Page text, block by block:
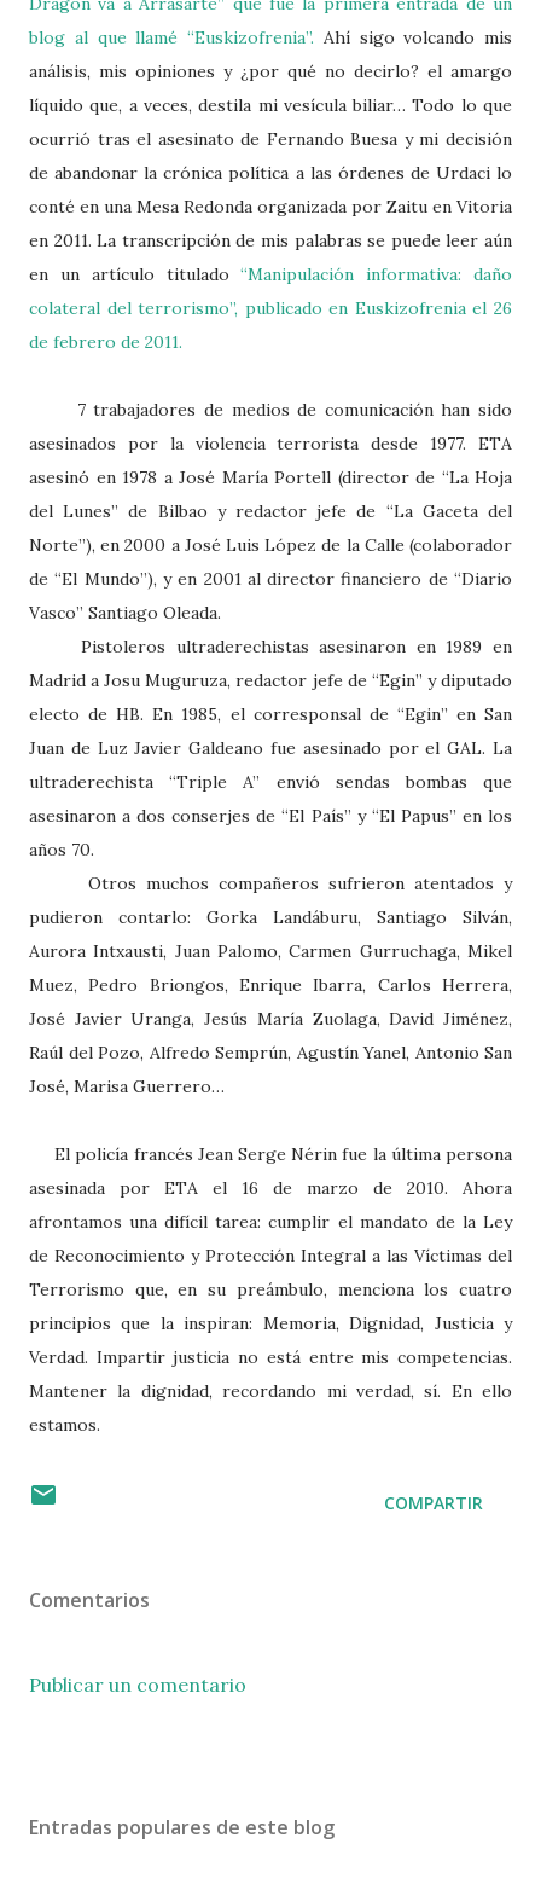
blog al que llamé “Euskizofrenia”. Ahí sigo volcando mis
análisis, mis opiniones y ¿por qué no decirlo? el amargo
líquido que, a veces, destila mi vesícula biliar… Todo lo que
ocurrió tras el asesinato de Fernando Buesa y mi decisión
de abandonar la crónica política a las órdenes de Urdaci lo
conté en una Mesa Redonda organizada por Zaitu en Vitoria
en 2011. La transcripción de mis palabras se puede leer aún
en un artículo titulado“Manipulación informativa: daño
colateral del terrorismo”, publicado en Euskizofrenia el 26
de febrero de 2011.
7 trabajadores de medios de comunicación han sido
asesinados por la violencia terrorista desde 1977. ETA
asesinó en 1978 a José María Portell (director de “La Hoja
del Lunes” de Bilbao y redactor jefe de “La Gaceta del
Norte”), en 2000 a José Luis López de la Calle (colaborador
de “El Mundo”), y en 2001 al director financiero de “Diario
Vasco” Santiago Oleada.
Pistoleros ultraderechistas asesinaron en 1989 en
Madrid a Josu Muguruza, redactor jefe de “Egin” y diputado
electo de HB. En 1985, el corresponsal de “Egin” en San
Juan de Luz Javier Galdeano fue asesinado por el GAL. La
ultraderechista “Triple A” envió sendas bombas que
asesinaron a dos conserjes de “El País” y “El Papus” en los
años 70.
Otros muchos compañeros sufrieron atentados y
pudieron contarlo: Gorka Landáburu, Santiago Silván,
Aurora Intxausti, Juan Palomo, Carmen Gurruchaga, Mikel
Muez, Pedro Briongos, Enrique Ibarra, Carlos Herrera,
José Javier Uranga, Jesús María Zuolaga, David Jiménez,
Raúl del Pozo, Alfredo Semprún, Agustín Yanel, Antonio San
José, Marisa Guerrero…
El policía francés Jean Serge Nérin fue la última persona
asesinada por ETA el 16 de marzo de 2010. Ahora
afrontamos una difícil tarea: cumplir el mandato de la Ley
de Reconocimiento y Protección Integral a las Víctimas del
Terrorismo que, en su preámbulo, menciona los cuatro
principios que la inspiran: Memoria, Dignidad, Justicia y
Verdad. Impartir justicia no está entre mis competencias.
Mantener la dignidad, recordando mi verdad, sí. En ello
estamos.
COMPARTIR
Comentarios
Publicar un comentario
Entradas populares de este blog